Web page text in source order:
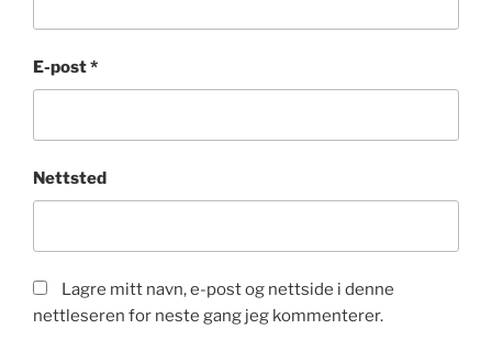
E-post*
Nettsted
Lagre mitt navn, e-post og nettside i denne
nettleseren for neste gang jeg kommenterer.